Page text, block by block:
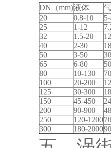
DN （mm)液体
20
0.8-10
25
1-12
32
1.5-20
40
2-30
50
3-50
65
6-80
80
10-130
100
20-200
125
30-300
150
45-450
200
90-900
250
120-1200
300
180-2000